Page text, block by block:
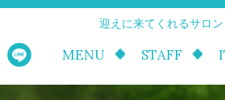
迎えに来てくれるサロ
MENU STAFF